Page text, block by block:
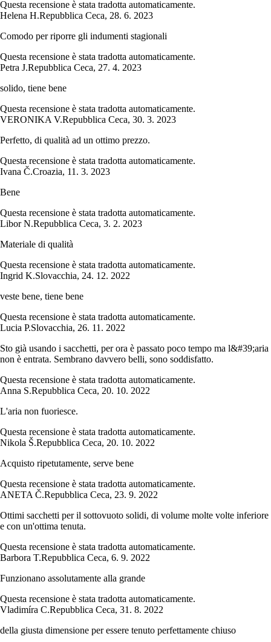
Questa recensione è stata tradotta automaticamente.
Helena H.Repubblica Ceca, 28. 6. 2023
Comodo per riporre gli indumenti stagionali
Questa recensione è stata tradotta automaticamente.
Petra J.Repubblica Ceca, 27. 4. 2023
solido, tiene bene
Questa recensione è stata tradotta automaticamente.
VERONIKA V.Repubblica Ceca, 30. 3. 2023
Perfetto, di qualità ad un ottimo prezzo.
Questa recensione è stata tradotta automaticamente.
Ivana Č.Croazia, 11. 3. 2023
Bene
Questa recensione è stata tradotta automaticamente.
Libor N.Repubblica Ceca, 3. 2. 2023
Materiale di qualità
Questa recensione è stata tradotta automaticamente.
Ingrid K.Slovacchia, 24. 12. 2022
veste bene, tiene bene
Questa recensione è stata tradotta automaticamente.
Lucia P.Slovacchia, 26. 11. 2022
Sto già usando i sacchetti, per ora è passato poco tempo ma l&#39;aria
non è entrata. Sembrano davvero belli, sono soddisfatto.
Questa recensione è stata tradotta automaticamente.
Anna S.Repubblica Ceca, 20. 10. 2022
L'aria non fuoriesce.
Questa recensione è stata tradotta automaticamente.
Nikola Š.Repubblica Ceca, 20. 10. 2022
Acquisto ripetutamente, serve bene
Questa recensione è stata tradotta automaticamente.
ANETA Č.Repubblica Ceca, 23. 9. 2022
Ottimi sacchetti per il sottovuoto solidi, di volume molte volte inferiore
e con un'ottima tenuta.
Questa recensione è stata tradotta automaticamente.
Barbora T.Repubblica Ceca, 6. 9. 2022
Funzionano assolutamente alla grande
Questa recensione è stata tradotta automaticamente.
Vladimíra C.Repubblica Ceca, 31. 8. 2022
della giusta dimensione per essere tenuto perfettamente chiuso